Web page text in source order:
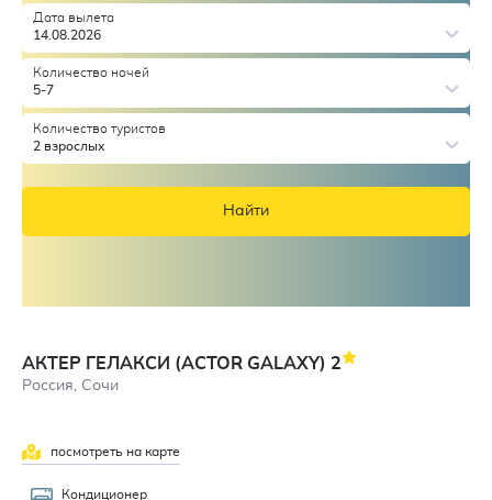
Дата вылета
14.08.2026
Количество ночей
5-7
Количество туристов
2 взрослых
Найти
АКТЕР ГЕЛАКСИ (ACTOR GALAXY) 2
Россия, Сочи
посмотреть на карте
Кондиционер